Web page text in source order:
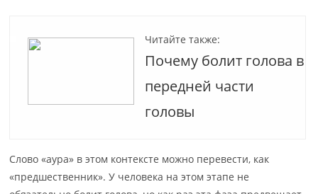
Читайте также:
Почему болит голова в
передней части
головы
Слово «аура» в этом контексте можно перевести, как
«предшественник». У человека на этом этапе не